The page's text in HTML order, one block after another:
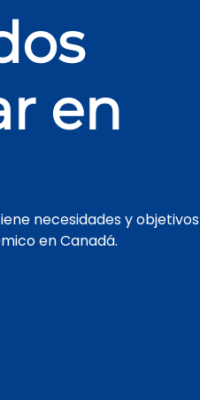
en
necesidades y objetivos
en Canadá.